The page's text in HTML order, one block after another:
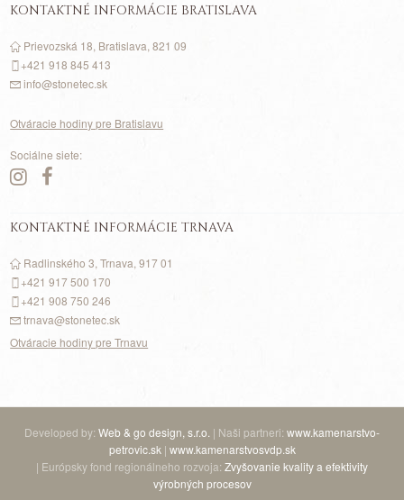
KONTAKTNÉ INFORMÁCIE BRATISLAVA
Prievozská 18, Bratislava, 821 09
+421 918 845 413
info@stonetec.sk
Otváracie hodiny pre Bratislavu
Sociálne siete:
KONTAKTNÉ INFORMÁCIE TRNAVA
Radlinského 3, Trnava, 917 01
+421 917500 170
+421 908 750 246
trnava@stonetec.sk
Otváracie hodiny pre Trnavu
Developed by: Web & go design, s.r.o. | Naši partneri: www.kamenarstvo-
petrovic.sk| www.kamenarstvosvdp.sk
| Európsky fond regionálneho rozvoja: Zvyšovanie kvality a efektivity
výrobných procesov